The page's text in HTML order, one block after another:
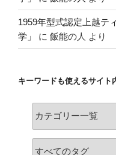
1959年型式認定上越テ
学」
に 飯能の人 より
キーワードも使えるサイト